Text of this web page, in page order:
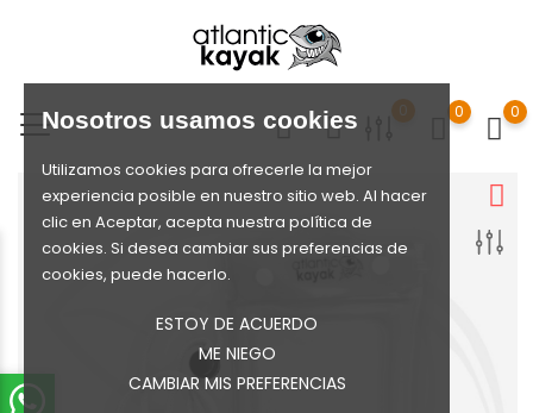
Nosotros usamos cookies
Utilizamos cookies para ofrecerle la mejor
experiencia posible en nuestro sitio web. Al hacer
clic en Aceptar, acepta nuestra política de
cookies. Si desea cambiar sus preferencias de
cookies, puede hacerlo.
ESTOY DE ACUERDO
ME NIEGO
CAMBIAR MIS PREFERENCIAS
0
0
0